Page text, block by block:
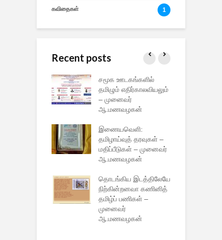
கவிதைகள் 1
Recent posts
சமூக ஊடகங்களில்
தமிழும் எதிர்காலவியலும்
– முனைவர்
ஆ.மணவழகன்
இணையவெளி:
தமிழாய்வுத் தரவுகள் –
மதிப்பீடுகள் – முனைவர்
ஆ.மணவழகன்
தொடங்கிய இடத்திலேயே
நிற்கின்றனவா கணினித்
தமிழ்ப் பணிகள் –
முனைவர்
ஆ.மணவழகன்